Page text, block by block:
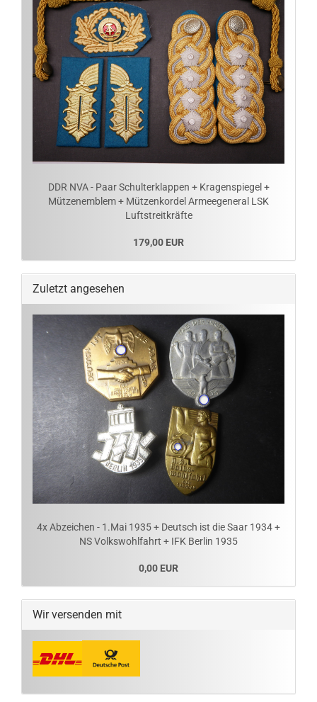
DDR NVA - Paar Schulterklappen + Kragenspiegel +
Mützenemblem + Mützenkordel Armeegeneral LSK
Luftstreitkräfte
179,00 EUR
Zuletzt angesehen
4x Abzeichen - 1.Mai 1935 + Deutsch ist die Saar 1934 +
NS Volkswohlfahrt + IFK Berlin 1935
0,00 EUR
Wir versenden mit